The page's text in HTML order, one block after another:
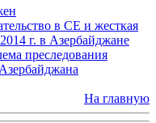
в СЕ и жесткая
г. в Азербайджане
преследования
На главную